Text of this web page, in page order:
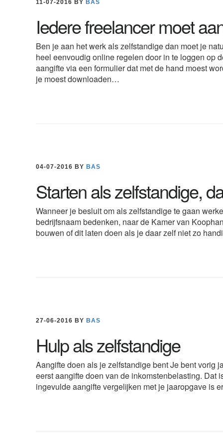
11-07-2016 BY BAS
Iedere freelancer moet
Ben je aan het werk als zelfstandige dan moet je
heel eenvoudig online regelen door in te loggen op
aangifte via een formulier dat met de hand moest
je moest downloaden…
04-07-2016 BY BAS
Starten als zelfstandige,
Wanneer je besluit om als zelfstandige te gaan
bedrijfsnaam bedenken, naar de Kamer van
bouwen of dit laten doen als je daar zelf niet zo
27-06-2016 BY BAS
Hulp als zelfstandige
Aangifte doen als je zelfstandige bent Je bent vorig
eerst aangifte doen van de inkomstenbelasting. Dat
ingevulde aangifte vergelijken met je jaaropgave is